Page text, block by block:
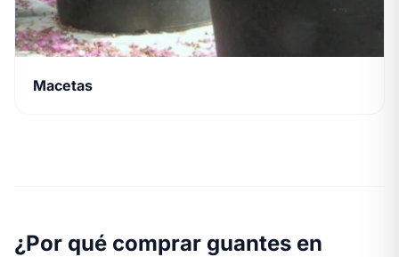
Macetas
¿Por qué comprar guantes en